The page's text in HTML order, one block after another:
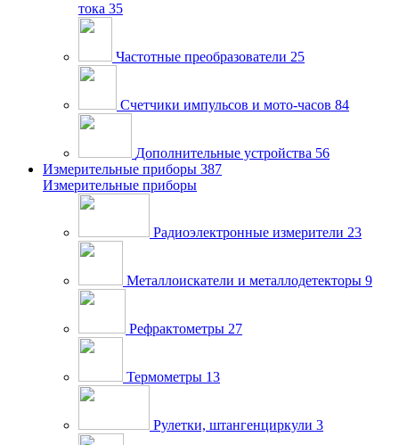
тока 35
Частотные преобразователи 25
Счетчики импульсов и мото-часов 84
Дополнительные устройства 56
Измерительные приборы 387
Измерительные приборы
Радиоэлектронные измерители 23
Металлоискатели и металлодетекторы 9
Рефрактометры 27
Термометры 13
Рулетки, штангенциркули 3